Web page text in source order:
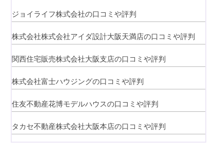
ジョイライフ株式会社の口コミや評判
株式会社株式会社アイダ設計大阪天満店の口コミや評判
関西住宅販売株式会社大阪支店の口コミや評判
株式会社富士ハウジングの口コミや評判
住友不動産花博モデルハウスの口コミや評判
タカセ不動産株式会社大阪本店の口コミや評判